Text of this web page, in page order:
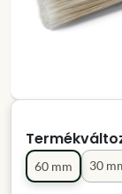
30
60 mm